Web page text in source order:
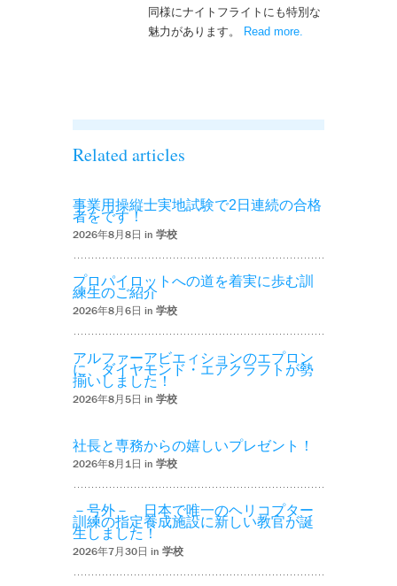
同様にナイトフライトにも特別な
魅力があります。 Read more
Related articles
事業用操縦士実地試験で2日連続の合格
者をです！
2026年8月8日 in 学校
プロパイロットへの道を着実に歩む訓
練生のご紹介
2026年8月6日 in 学校
アルファーアビエィションのエプロン
に、ダイヤモンド・エアクラフトが勢
揃いしました！
2026年8月5日 in 学校
社長と専務からの嬉しいプレゼント！
2026年8月1日 in 学校
－号外－ 日本で唯一のヘリコプター
訓練の指定養成施設に新しい教官が誕
生しました！
2026年7月30日 in 学校